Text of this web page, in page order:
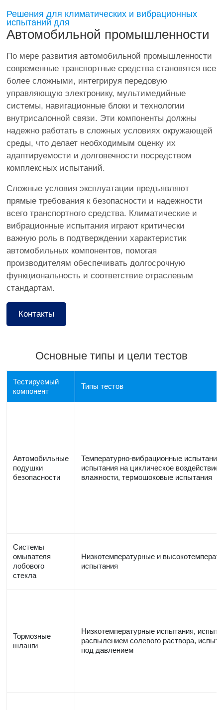
Решения для климатических и вибрационных
испытаний для
Автомобильной промышленности
По мере развития автомобильной промышленности
современные транспортные средства становятся все
более сложными, интегрируя передовую
управляющую электронику, мультимедийные
системы, навигационные блоки и технологии
внутрисалонной связи. Эти компоненты должны
надежно работать в сложных условиях окружающей
среды, что делает необходимым оценку их
адаптируемости и долговечности посредством
комплексных испытаний.
Сложные условия эксплуатации предъявляют
прямые требования к безопасности и надежности
всего транспортного средства. Климатические и
вибрационные испытания играют критически
важную роль в подтверждении характеристик
автомобильных компонентов, помогая
производителям обеспечивать долгосрочную
функциональность и соответствие отраслевым
стандартам.
Контакты
Основные типы и цели тестов
Тестируемый
компонент
Типы тестов
Автомобильные
подушки
безопасности
Температурно-вибрационные испытания,
испытания на циклическое воздействие
влажности, термошоковые испытания
Системы
омывателя
лобового
стекла
Низкотемпературные и
испытания
Тормозные
шланги
Низкотемпературные испытания,
распылением солевого раствора,
под давлением